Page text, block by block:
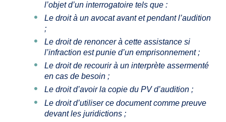
l’objet d’un interrogatoire tels que :
Le droit à un avocat avant et pendant l’audition
;
Le droit de renoncer à cette assistance si
l’infraction est punie d’un emprisonnement ;
Le droit de recourir à un interprète assermenté
en cas de besoin ;
Le droit d’avoir la copie du PV d’audition ;
Le droit d’utiliser ce document comme preuve
devant les juridictions ;